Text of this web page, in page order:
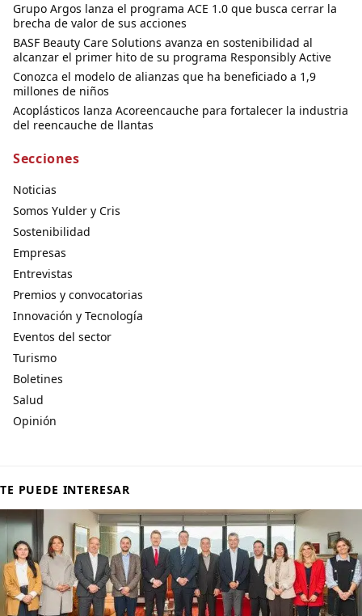
Grupo Argos lanza el programa ACE 1.0 que busca cerrar la
brecha de valor de sus acciones
BASF Beauty Care Solutions avanza en sostenibilidad al
alcanzar el primer hito de su programa Responsibly Active
Conozca el modelo de alianzas que ha beneficiado a 1,9
millones de niños
Acoplásticos lanza Acoreencauche para fortalecer la industria
del reencauche de llantas
Secciones
Noticias
Somos Yulder y Cris
Sostenibilidad
Empresas
Entrevistas
Premios y convocatorias
Innovación y Tecnología
Eventos del sector
Turismo
Boletines
Salud
Opinión
TE PUEDE INTERESAR